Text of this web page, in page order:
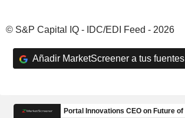
© S&P Capital IQ - IDC/EDI Feed - 2026
Añadir MarketScreener a tus fuentes